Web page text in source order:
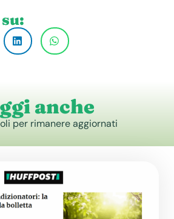
anche
per rimanere aggiornati